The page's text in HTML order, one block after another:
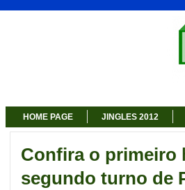
HOME PAGE JINGLES 2012
Confira o primeiro
segundo turno de